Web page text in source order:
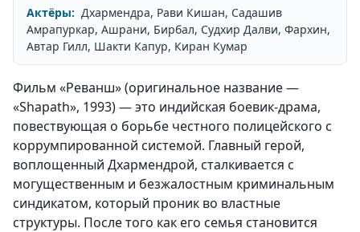
Актёры: Дхармендра, Рави Кишан, Садашив
Амрапуркар, Ашрани, Бирбал, Судхир Далви, Фархин,
Автар Гилл, Шакти Капур, Киран Кумар
Фильм «Реванш» (оригинальное название —
«Shapath», 1993) — это индийская боевик-драма,
повествующая о борьбе честного полицейского с
коррумпированной системой. Главный герой,
воплощенный Дхармендрой, сталкивается с
могущественным и безжалостным криминальным
синдикатом, который проник во властные
структуры. После того как его семья становится